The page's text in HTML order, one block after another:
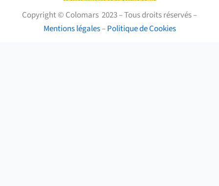
Copyright © Colomars 2023 – Tous droits réservés –
Mentions légales–Politique de Cookies